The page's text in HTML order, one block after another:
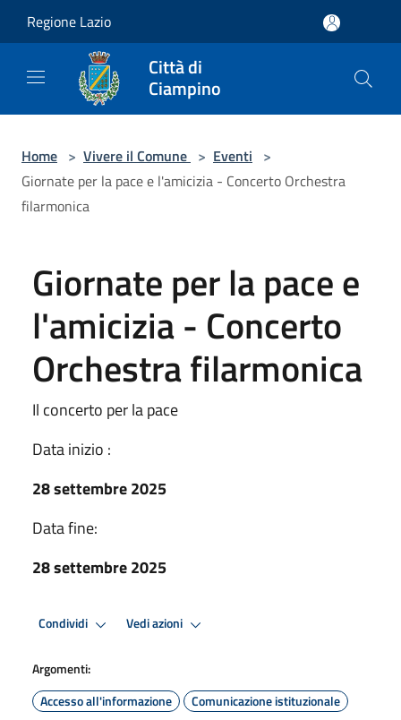
Regione Lazio
Città di
Ciampino
Home > Vivere il Comune > Eventi >
Giornate per la pace e l'amicizia - Concerto Orchestra
filarmonica
Giornate per la pace e
l'amicizia - Concerto
Orchestra filarmonica
Il concerto per la pace
Data inizio :
28 settembre 2025
Data fine:
28 settembre 2025
Condividi Vedi azioni
Argomenti:
Accesso all'informazione
Comunicazione istituzionale